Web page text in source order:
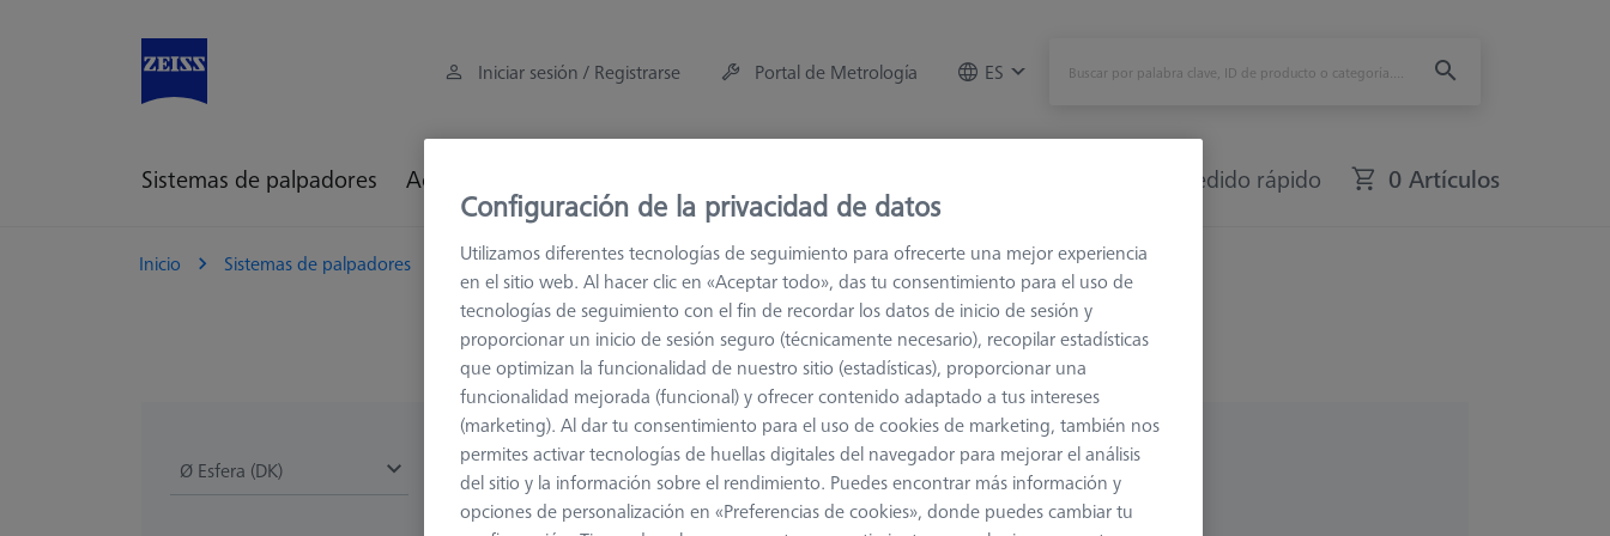
Iniciar sesión / Registrarse Portal de Metrología ES
Sistemas de palpadores Accesorios de la máquina Pedido rápido 0 Artículos
Inicio Sistemas de palpadores Palpadores M5 Palpador de estrella
Ø Esfera (DK) Longitud (L) la medición de la longitud Ø Eje (DS)
Configuración de la privacidad de datos
Utilizamos diferentes tecnologías de seguimiento para ofrecerte una mejor experiencia
en el sitio web. Al hacer clic en «Aceptar todo», das tu consentimiento para el uso de
tecnologías de seguimiento con el fin de recordar los datos de inicio de sesión y
proporcionar un inicio de sesión seguro (técnicamente necesario), recopilar estadísticas
que optimizan la funcionalidad de nuestro sitio (estadísticas), proporcionar una
funcionalidad mejorada (funcional) y ofrecer contenido adaptado a tus intereses
(marketing). Al dar tu consentimiento para el uso de cookies de marketing, también nos
permites activar tecnologías de huellas digitales del navegador para mejorar el análisis
del sitio y la información sobre el rendimiento. Puedes encontrar más información y
opciones de personalización en «Preferencias de cookies», donde puedes cambiar tu